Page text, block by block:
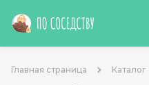
Главная страница Каталог